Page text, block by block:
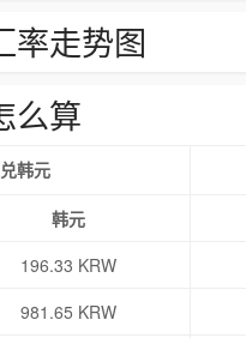
率走势图
么算
韩元
韩元
196.33 KRW
981.65 KRW